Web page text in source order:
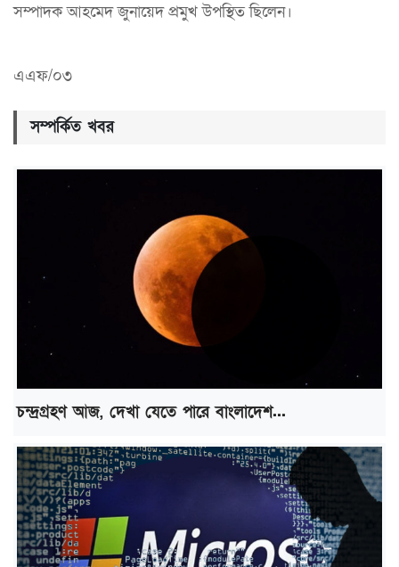
সম্পাদক আহমেদ জুনায়েদ প্রমুখ উপস্থিত ছিলেন।
এএফ/০৩
সম্পর্কিত খবর
চন্দ্রগ্রহণ আজ, দেখা যেতে পারে বাংলাদেশ...